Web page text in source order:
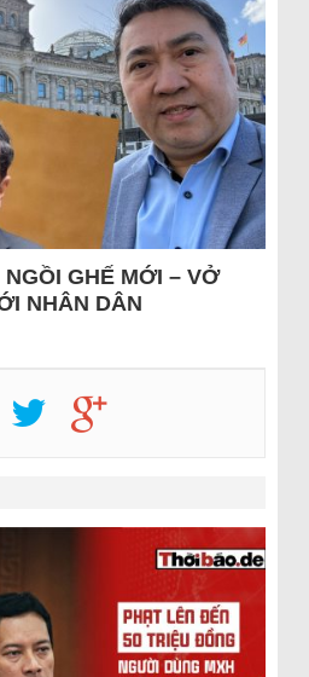
GHẾ MỚI – VỞ
NHÂN DÂN